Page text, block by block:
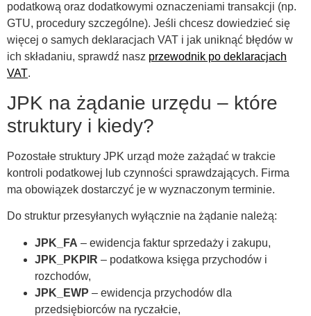
podatkową oraz dodatkowymi oznaczeniami transakcji (np.
GTU, procedury szczególne). Jeśli chcesz dowiedzieć się
więcej o samych deklaracjach VAT i jak uniknąć błędów w
ich składaniu, sprawdź nasz przewodnik po deklaracjach
VAT.
JPK na żądanie urzędu – które
struktury i kiedy?
Pozostałe struktury JPK urząd może zażądać w trakcie
kontroli podatkowej lub czynności sprawdzających. Firma
ma obowiązek dostarczyć je w wyznaczonym terminie.
Do struktur przesyłanych wyłącznie na żądanie należą:
JPK_FA – ewidencja faktur sprzedaży i zakupu,
JPK_PKPIR – podatkowa księga przychodów i
rozchodów,
JPK_EWP – ewidencja przychodów dla
przedsiębiorców na ryczałcie,